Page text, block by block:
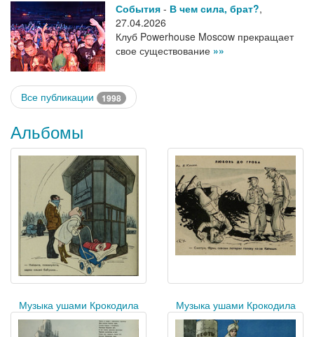
События - В чем сила, брат?,
27.04.2026
Клуб Powerhouse Moscow прекращает
свое существование »»
Все публикации 1998
Альбомы
Музыка ушами Крокодила Музыка ушами Крокодила